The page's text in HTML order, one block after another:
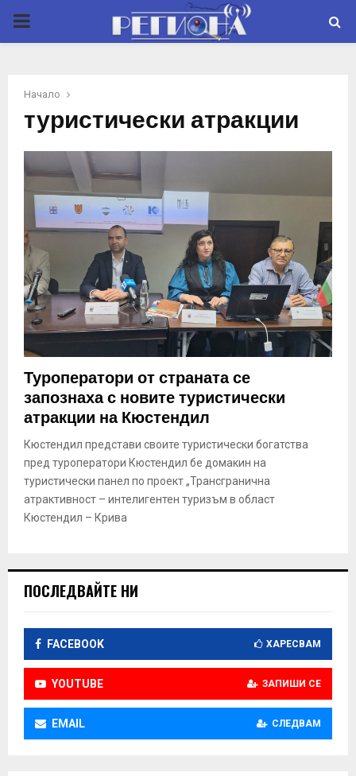
P
M
R
Y
M
N
U
Начало
туристически атракции
Туроператори от страната се
запознаха с новите туристически
атракции на Кюстендил
Кюстендил представи своите туристически богатства
пред туроператори Кюстендил бе домакин на
туристически панел по проект „Трансгранична
атрактивност – интелигентен туризъм в област
Кюстендил – Крива
ПОСЛЕДВАЙТЕ НИ
FACEBOOK ХАРЕСВАМ
YOUTUBE ЗАПИШИ СЕ
EMAIL СЛЕДВАМ